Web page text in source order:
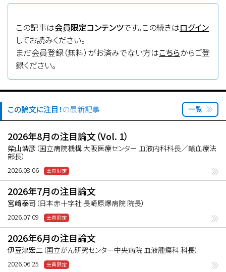
24％）。一方で、MRD陰性の594例においては
有意差は認めなかった（79％ vs. 82％）。ま
た、前処置強度は成績に影響しなかった。
FLT3-ITD変異が併存する群に限定しても
OS、45％ vs. 18％）が示され、FLT3のアリル割
合は影響しなかった。今後、FLT3-ITDのMRD
評価や60歳以上のデータ蓄積が望まれる。
NPM1変異陽性AML（FLT3-ITD陰性）は予後
良好群とされる一方で、MRD残存例ではCR1-
alloが有用であることを示す内容である。
この記事は会員限定コンテンツです。この続きはログイン
してお読みください。
まだ会員登録（無料）がお済みでない方はこちらからご登
録ください。
この論文に注目！の最新記事 一覧
2026年8月の注目論文（Vol. 1）
柴山浩彦 （国立病院機構 大阪医療センター 血液内科科長／輸血療法
部長）
2026.08.06
2026年7月の注目論文
宮﨑泰司 （日本赤十字社 長崎原爆病院 院長）
2026.07.09
2026年6月の注目論文
伊豆津宏二 （国立がん研究センター中央病院 血液腫瘍科 科長）
2026.06.25